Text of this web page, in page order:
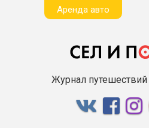
Aренда авто
Журнал